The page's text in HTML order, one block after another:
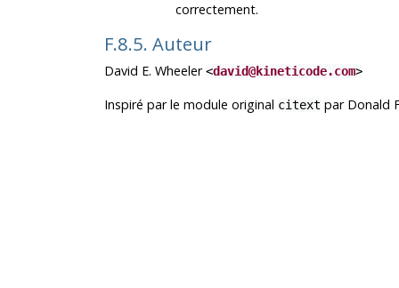
correctement.
F.8.5. Auteur
David E. Wheeler<david@kineticode.com>
Inspiré par le module original citext par Donald